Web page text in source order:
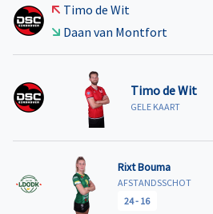
Timo de Wit
Daan van Montfort
Timo de Wit
GELE KAART
Rixt Bouma
AFSTANDSSCHOT
24- 16